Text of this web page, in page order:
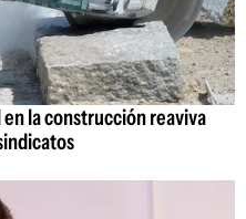
la construcción reaviva